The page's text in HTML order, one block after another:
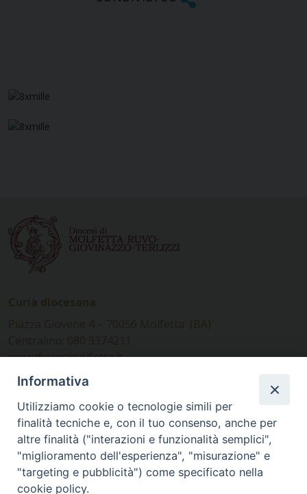
www.diocesimolfetta.it –
diocesimolfetta@pec.chiesacattolica.it
Ufficio Comunicazioni sociali
Piazza Giovene 4 – 70056 Molfetta (BA)
comunicazionisociali@diocesimolfetta.it
Informativa
Utilizziamo cookie o tecnologie simili per
finalità tecniche e, con il tuo consenso, anche per
altre finalità ("interazioni e funzionalità semplici",
"miglioramento dell'esperienza", "misurazione" e
"targeting e pubblicità") come specificato nella
cookie policy.